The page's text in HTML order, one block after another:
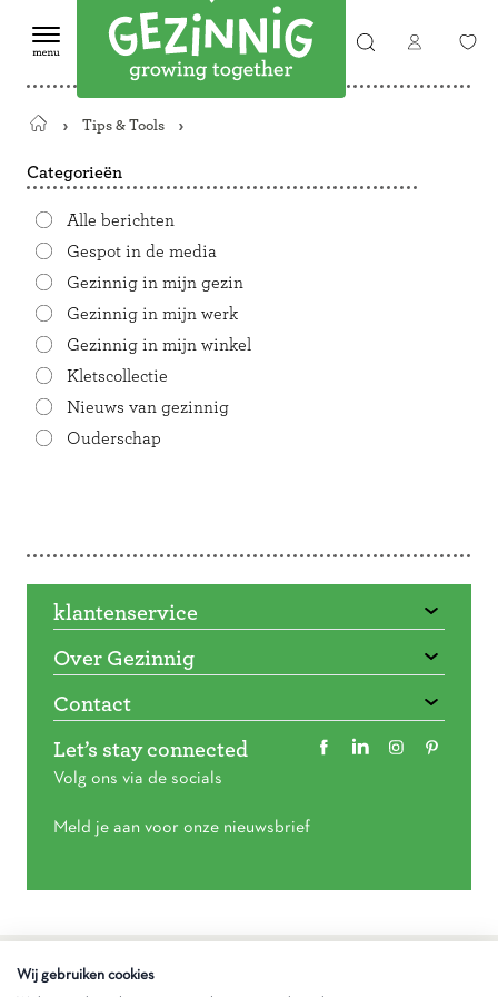
Terug
de
Tips & Tools
Categorieën
Alle berichten
Gespot in de media
Gezinnig in mijn gezin
Gezinnig in mijn werk
Gezinnig in mijn winkel
Kletscollectie
Nieuws van gezinnig
Ouderschap
klantenservice
Over Gezinnig
Contact
Let’s stay connected
Volg ons via de socials
Meld je aan voor onze nieuwsbrief
Wij gebruiken cookies